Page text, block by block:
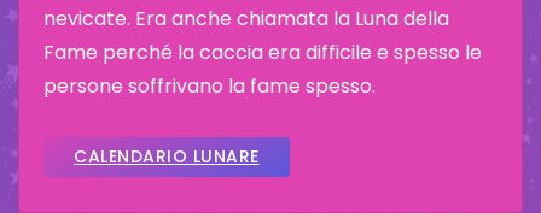
nevicate. Era anche chiamata la Luna della
Fame perché la caccia era difficile e spesso le
persone soffrivano la fame spesso.
CALENDARIO LUNARE